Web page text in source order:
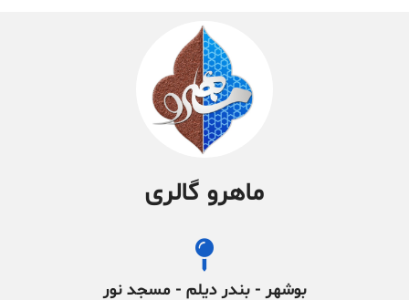
ماهرو گالری
بوشهر - بندر دیلم - مسجد نور